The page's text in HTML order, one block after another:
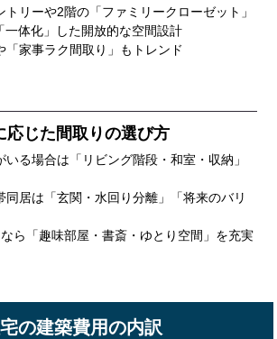
トリーや2階の「ファミリークローゼット」
一体化」した開放的な空間設計
「家事ラク間取り」もトレンド
応じた間取りの選び方
いる場合は「リビング階段・和室・収納」
同居は「玄関・水回り分離」「将来のバリ
ら「趣味部屋・書斎・ゆとり空間」を充実
の建築費用の内訳